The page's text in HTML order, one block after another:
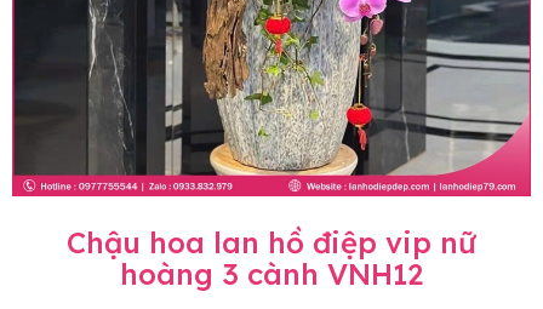
Chậu hoa lan hồ điệp vip nữ
hoàng 3 cành VNH12